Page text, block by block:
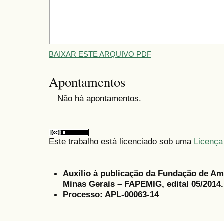
BAIXAR ESTE ARQUIVO PDF
Apontamentos
Não há apontamentos.
Este trabalho está licenciado sob uma
Auxílio à publicação da Fundação de
Minas Gerais – FAPEMIG, edital 05/2014.
Processo: APL-00063-14